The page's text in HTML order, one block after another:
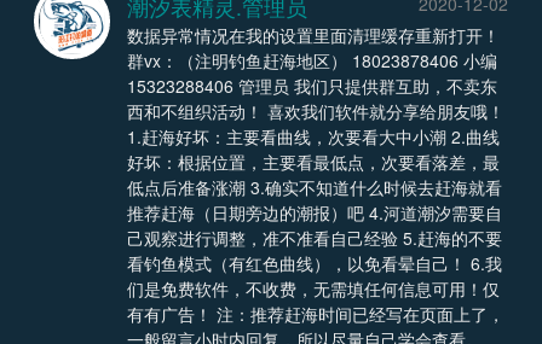
潮汐表精灵.管理员
数据异常情况在我的设置里面清理缓存重新打开！
群vx：（注明钓鱼赶海地区） 18023878406 小编
15323288406 管理员 我们只提供群互助，不卖东
西和不组织活动！ 喜欢我们软件就分享给朋友哦！
1.赶海好坏：主要看曲线，次要看大中小潮 2.曲线
好坏：根据位置，主要看最低点，次要看落差，最
低点后准备涨潮 3.确实不知道什么时候去赶海就看
推荐赶海（日期旁边的潮报）吧 4.河道潮汐需要自
己观察进行调整，准不准看自己经验 5.赶海的不要
看钓鱼模式（有红色曲线），以免看晕自己！ 6.我
们是免费软件，不收费，无需填任何信息可用！仅
有有广告！ 注：推荐赶海时间已经写在页面上了，